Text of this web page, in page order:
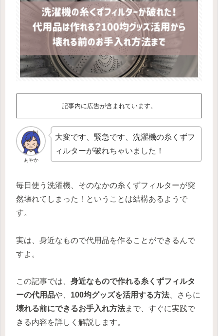
記事内に広告が含まれています。
あやか
大変です、緊急です、洗濯機の糸くずフ
ィルターが破れちゃいました！
毎日使う洗濯機、そのなかの糸くずフィルターが突
然壊れてしまった！ということは結構あるようで
す。
実は、身近なもので代用品を作ることができるんで
すよ。
この記事では、 身近なもので作れる糸くずフィルタ
ーの代用品や、 100均グッズを活用する方法、さらに
壊れる前にできるお手入れ方法まで、すぐに実践で
きる内容を詳しく解説します。